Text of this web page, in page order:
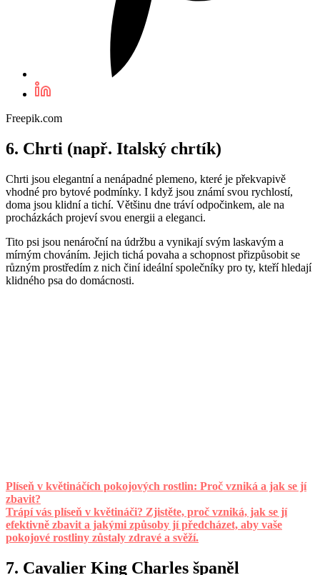
Freepik.com
6. Chrti (např. Italský chrtík)
Chrti jsou elegantní a nenápadné plemeno, které je překvapivě
vhodné pro bytové podmínky. I když jsou známí svou rychlostí,
doma jsou klidní a tichí. Většinu dne tráví odpočinkem, ale na
procházkách projeví svou energii a eleganci.
Tito psi jsou nenároční na údržbu a vynikají svým laskavým a
mírným chováním. Jejich tichá povaha a schopnost přizpůsobit se
různým prostředím z nich činí ideální společníky pro ty, kteří hledají
klidného psa do domácnosti.
Plíseň v květináčích pokojových rostlin: Proč vzniká a jak se jí
zbavit?
Trápí vás plíseň v květináči? Zjistěte, proč vzniká, jak se jí
efektivně zbavit a jakými způsoby jí předcházet, aby vaše
pokojové rostliny zůstaly zdravé a svěží.
7. Cavalier King Charles španěl